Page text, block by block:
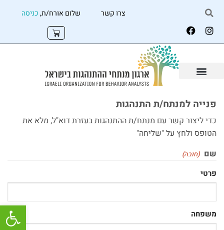
צרו קשר שלום אורח/ת,כניסה
פנייה למנתח/ת התנהגות
כדי ליצור קשר עם מנתח/ת ההתנהגות בעזרת דוא"ל, מלא את
הטופס ולחץ על "שליחה"
שם (חובה)
פרטי
משפחה